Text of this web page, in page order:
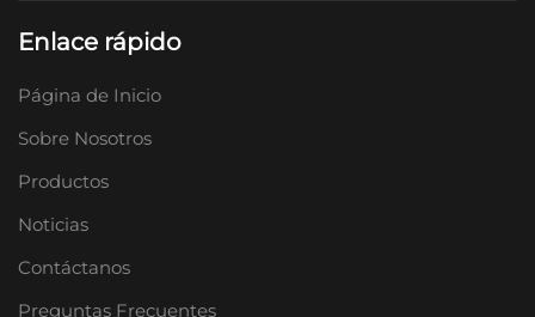
Enlace rápido
Página de Inicio
Sobre Nosotros
Productos
Noticias
Contáctanos
Preguntas Frecuentes